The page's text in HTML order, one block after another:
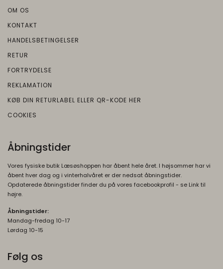
OM OS
KONTAKT
HANDELSBETINGELSER
RETUR
FORTRYDELSE
REKLAMATION
KØB DIN RETURLABEL ELLER QR-KODE HER
COOKIES
Åbningstider
Vores fysiske butik Læsøshoppen har åbent hele året. I højsommer har vi
åbent hver dag og i vinterhalvåret er der nedsat åbningstider.
Opdaterede åbningstider finder du på vores facebookprofil - se Link til
højre.
Åbningstider:
Mandag-fredag 10-17
Lørdag 10-15
Følg os